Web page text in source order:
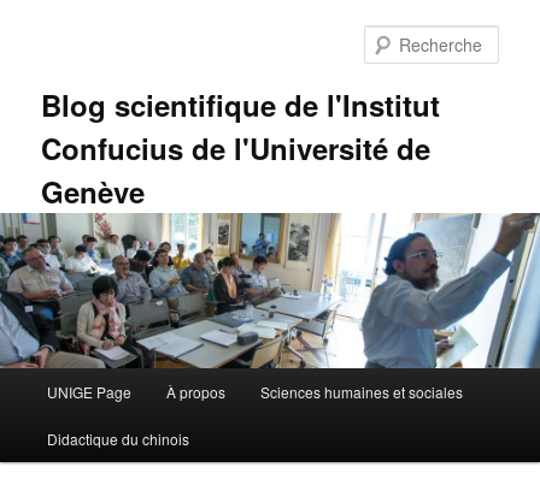
Blog scientifique de l'Institut
Confucius de l'Université de
Genève
principal
UNIGE Page À propos Sciences humaines et sociales
Didactique du chinois